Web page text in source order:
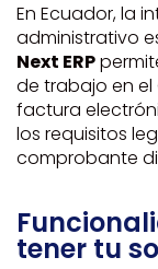
En Ecuador, la
administrativo
Next ERP
de trabajo en el
factura
los requisitos
comprobante
tener tu